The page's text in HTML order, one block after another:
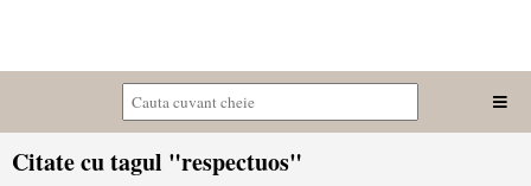
Citate cu tagul "respectuos"